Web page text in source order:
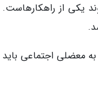
یکی از
معضلی اجتماعی باید